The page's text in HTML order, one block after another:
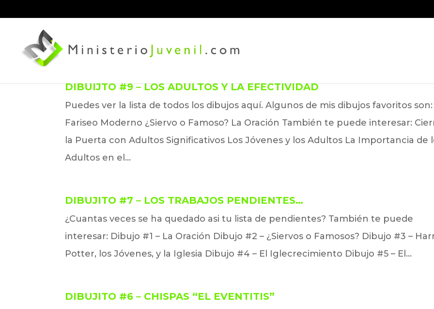
DIBUIJTO #9 – LOS ADULTOS Y LA EFECTIVIDAD
Puedes ver la lista de todos los dibujos aquí. Algunos de mis dibujos favoritos son:
Fariseo Moderno ¿Siervo o Famoso? La Oración También te puede interesar:
la Puerta con Adultos Significativos Los Jóvenes y los Adultos La Importancia de
Adultos en el...
DIBUJITO #7 – LOS TRABAJOS PENDIENTES…
¿Cuantas veces se ha quedado asi tu lista de pendientes? También te puede
interesar: Dibujo #1 – La Oración Dibujo #2 – ¿Siervos o Famosos? Dibujo #3 –
Potter, los Jóvenes, y la Iglesia Dibujo #4 – El Iglecrecimiento Dibujo #5 – El...
DIBUJITO #6 – CHISPAS “EL EVENTITIS”